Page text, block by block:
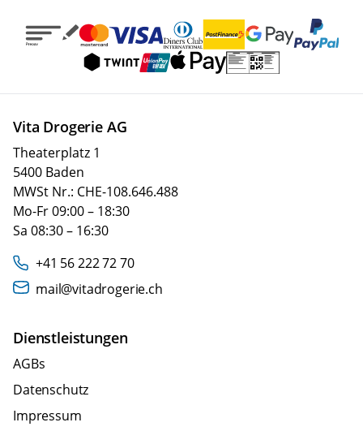
Vita Drogerie AG
Theaterplatz 1
5400 Baden
MWSt Nr.: CHE-108.646.488
Mo-Fr 09:00 – 18:30
Sa 08:30 – 16:30
+41 56 222 72 70
mail@vitadrogerie.ch
Dienstleistungen
AGBs
Datenschutz
Impressum